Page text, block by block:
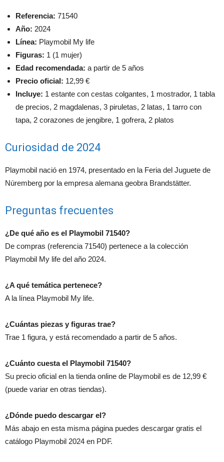
Referencia: 71540
Año: 2024
Línea: Playmobil My life
Figuras: 1 (1 mujer)
Edad recomendada: a partir de 5 años
Precio oficial: 12,99 €
Incluye: 1 estante con cestas colgantes, 1 mostrador, 1 tabla
de precios, 2 magdalenas, 3 piruletas, 2 latas, 1 tarro con
tapa, 2 corazones de jengibre, 1 gofrera, 2 platos
Curiosidad de 2024
Playmobil nació en 1974, presentado en la Feria del Juguete de
Núremberg por la empresa alemana geobra Brandstätter.
Preguntas frecuentes
¿De qué año es el Playmobil 71540?
De compras (referencia 71540) pertenece a la colección
Playmobil My life del año 2024.
¿A qué temática pertenece?
A la línea Playmobil My life.
¿Cuántas piezas y figuras trae?
Trae 1 figura, y está recomendado a partir de 5 años.
¿Cuánto cuesta el Playmobil 71540?
Su precio oficial en la tienda online de Playmobil es de 12,99 €
(puede variar en otras tiendas).
¿Dónde puedo descargar el?
Más abajo en esta misma página puedes descargar gratis el
catálogo Playmobil 2024 en PDF.